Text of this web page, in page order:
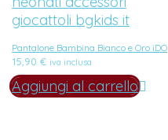
Pantalone Bambina Bianco e Oro iDO
15,90 € iva inclusa
Aggiungi al carrello